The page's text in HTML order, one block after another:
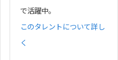
で活躍中。
このタレントについて詳し
く